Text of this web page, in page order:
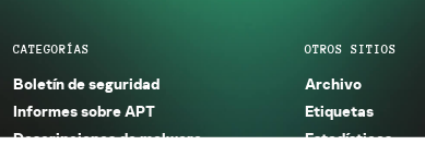
CATEGORÍAS
Boletín de seguridad
Informes sobre APT
Descripciones de malware
OTROS SITIOS
Archivo
Etiquetas
Estadísticas